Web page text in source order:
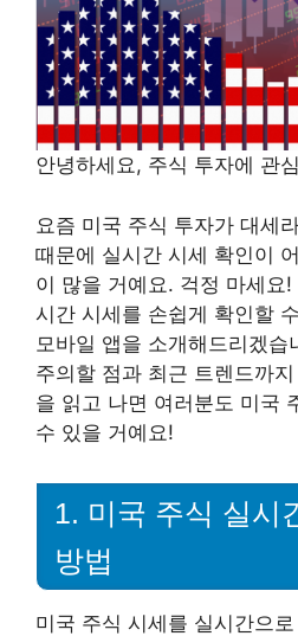
안녕하세요, 주식 투자에 관
요즘 미국 주식 투자가 대세
때문에 실시간 시세 확인이
이 많을 거예요. 걱정 마세요
시간 시세를 손쉽게 확인할
모바일 앱을 소개해드리겠습
주의할 점과 최근 트렌드까
을 읽고 나면 여러분도 미국
수 있을 거예요!
1. 미국 주식 실시
방법
미국 주식 시세를 실시간으